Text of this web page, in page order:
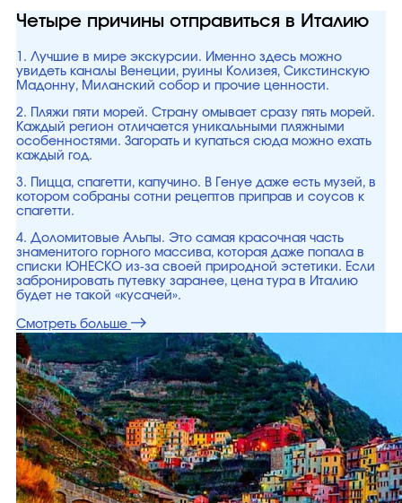
Четыре причины отправиться в Италию
1. Лучшие в мире экскурсии. Именно здесь можно
увидеть каналы Венеции, руины Колизея, Сикстинскую
Мадонну, Миланский собор и прочие ценности.
2. Пляжи пяти морей. Страну омывает сразу пять морей.
Каждый регион отличается уникальными пляжными
особенностями. Загорать и купаться сюда можно ехать
каждый год.
3. Пицца, спагетти, капучино. В Генуе даже есть музей, в
котором собраны сотни рецептов приправ и соусов к
спагетти.
4. Доломитовые Альпы. Это самая красочная часть
знаменитого горного массива, которая даже попала в
списки ЮНЕСКО из-за своей природной эстетики. Если
забронировать путевку заранее, цена тура в Италию
будет не такой «кусачей».
Смотреть больше